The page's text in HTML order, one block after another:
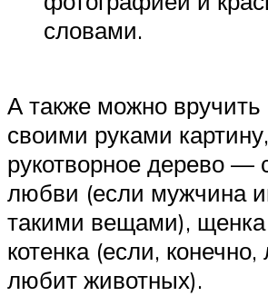
словами.
А также можно
своими руками картину,
рукотворное дерево —
любви (если мужчина
такими вещами),
котенка (если,
любит животных).